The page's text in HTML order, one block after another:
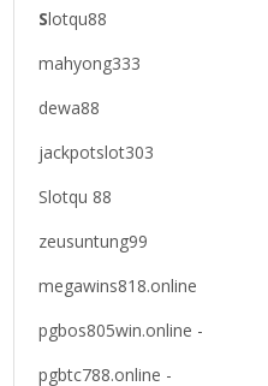
Slotqu88
mahyong333
dewa88
jackpotslot303
Slotqu 88
zeusuntung99
megawins818.online
pgbos805win.online -
pgbtc788.online -